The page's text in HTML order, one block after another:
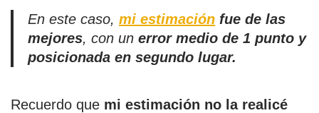
En este caso, mi estimación fue de las
mejores, con un error medio de 1 punto y
posicionada en segundo lugar.
Recuerdo que mi estimación no la realicé